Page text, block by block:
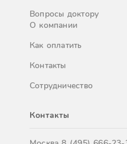
Вопросы доктору
О компании
Как оплатить
Контакты
Сотрудничество
Контакты